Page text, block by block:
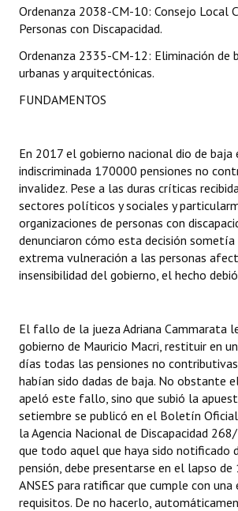
Ciudadano Ilustre - Registro
Huéspedes de Honor - Registro
Bariloche, Municipio intercultural
Entrega de distinciones
REFORMA DE LA CARTA ORGÁNICA
Ordenanza 2038-CM-10: Consejo Local
Personas con Discapacidad.
Ordenanza 2335-CM-12: Eliminación de
urbanas y arquitectónicas.
FUNDAMENTOS
En 2017 el gobierno nacional dio de
indiscriminada 170000 pensiones no
invalidez. Pese a las duras críticas
sectores políticos y sociales y
organizaciones de personas con
denunciaron cómo esta decisión sometía
extrema vulneración a las personas
insensibilidad del gobierno, el hecho
El fallo de la jueza Adriana Cammarata
gobierno de Mauricio Macri, restituir en
días todas las pensiones no
habían sido dadas de baja. No obstante
apeló este fallo, sino que subió la
setiembre se publicó en el Boletín
la Agencia Nacional de Discapacidad
que todo aquel que haya sido notificado
pensión, debe presentarse en el lapso
ANSES para ratificar que cumple con
requisitos. De no hacerlo,